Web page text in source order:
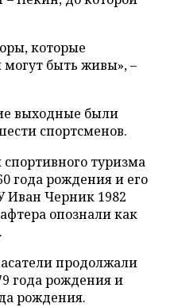
которые
быть живы», –
выходные были
спортсменов.
туризма
года рождения и его
Иван Черник 1982
опознали как
продолжали
года рождения и
рождения.